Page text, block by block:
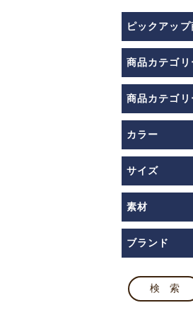
ピックアップ
商品カテゴリ
商品カテゴリ
カラー
サイズ
素材
ブランド